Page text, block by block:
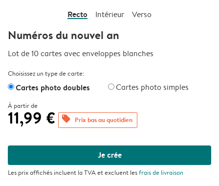
Recto Intérieur Verso
Numéros du nouvel an
Lot de 10 cartes avec enveloppes blanches
Choisissez un type de carte:
Cartes photo doubles Cartes photo simples
À partir de
11,99 € offers Prix bas au quotidien
Je crée
Les prix affichés incluent la TVA et excluent lesfrais de livraison